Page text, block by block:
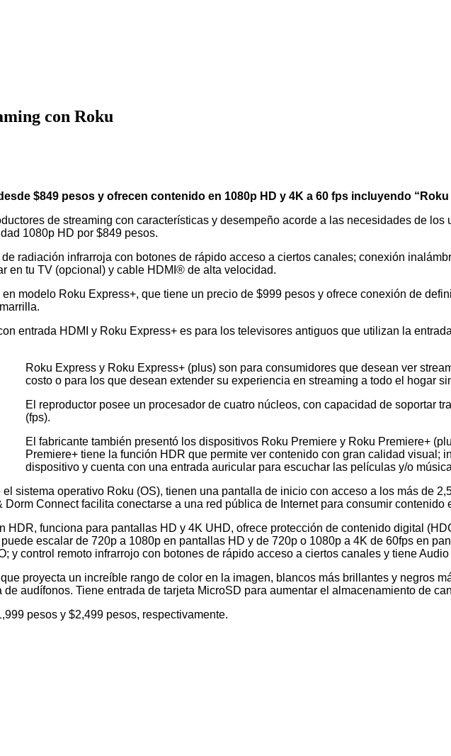
con Roku
$849 pesos y ofrecen contenido en 1080p HD y 4K a 60 fps incluyendo
de streaming con características y desempeño acorde a las necesidades de
1080p HD por $849 pesos.
radiación infrarroja con botones de rápido acceso a ciertos canales; conexión
en tu TV (opcional) y cable HDMI® de alta velocidad.
modelo Roku Express+, que tiene un precio de $999 pesos y ofrece conexión de
entrada HDMI y Roku Express+ es para los televisores antiguos que utilizan la
Roku Express y Roku Express+ (plus) son para consumidores que desean ver
costo o para los que desean extender su experiencia en streaming a todo el hogar
El reproductor posee un procesador de cuatro núcleos, con capacidad de soportar
(fps).
El fabricante también presentó los dispositivos Roku Premiere y Roku Premiere+
Premiere+ tiene la función HDR que permite ver contenido con gran calidad visual;
dispositivo y cuenta con una entrada auricular para escuchar las películas y/o
sistema operativo Roku (OS), tienen una pantalla de inicio con acceso a los más de
Connect facilita conectarse a una red pública de Internet para consumir contenido
HDR, funciona para pantallas HD y 4K UHD, ofrece protección de contenido digital
escalar de 720p a 1080p en pantallas HD y de 720p o 1080p a 4K de 60fps en
y control remoto infrarrojo con botones de rápido acceso a ciertos canales y tiene
proyecta un increíble rango de color en la imagen, blancos más brillantes y negros
audífonos. Tiene entrada de tarjeta MicroSD para aumentar el almacenamiento de
pesos y $2,499 pesos, respectivamente.